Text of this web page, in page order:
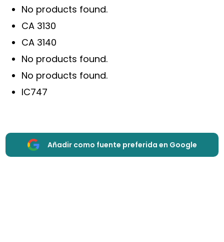
No products found.
CA 3130
CA 3140
No products found.
No products found.
IC747
Añadir como fuente preferida en Google